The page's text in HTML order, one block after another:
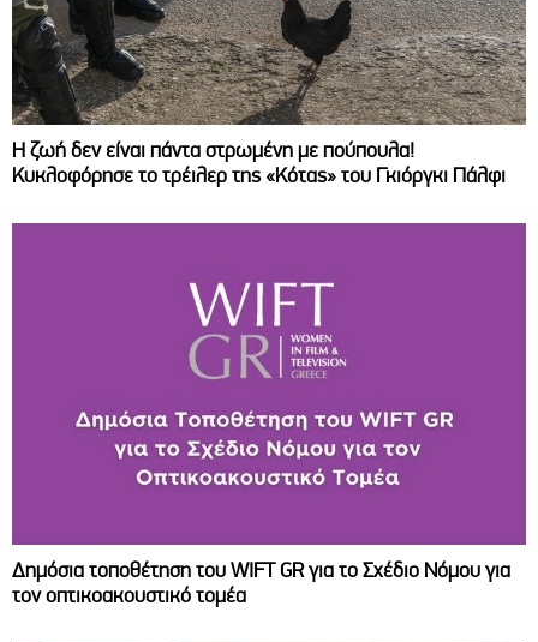
Η ζωή δεν είναι πάντα στρωμένη με πούπουλα!
Κυκλοφόρησε το τρέιλερ της «Κότας» του Γκιόργκι Πάλφι
Δημόσια τοποθέτηση του WIFT GR για το Σχέδιο Νόμου για
τον οπτικοακουστικό τομέα